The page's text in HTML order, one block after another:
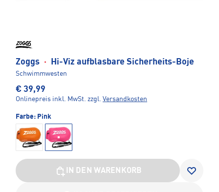
Zoggs · Hi-Viz aufblasbare Sicherheits-Boje
Schwimmwesten
€ 39,99
Onlinepreis inkl. MwSt. zzgl. Versandkosten
Farbe: Pink
IN DEN WARENKORB